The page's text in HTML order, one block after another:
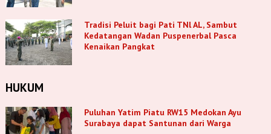
Tradisi Peluit bagi Pati TNl AL, Sambut
Kedatangan Wadan Puspenerbal Pasca
Kenaikan Pangkat
HUKUM
Puluhan Yatim Piatu RW15 Medokan Ayu
Surabaya dapat Santunan dari Warga